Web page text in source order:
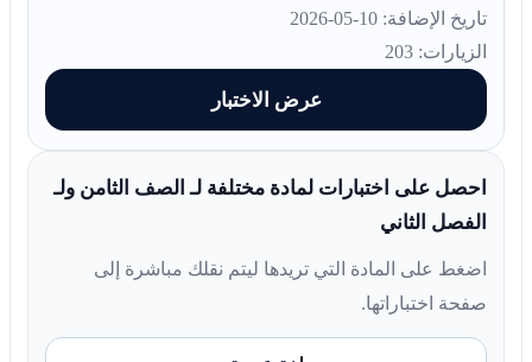
تاريخ الإضافة: 10-05-2026
الزيارات: 203
عرض الاختبار
احصل على اختبارات لمادة مختلفة لـ الصف الثامن ولـ
الفصل الثاني
اضغط على المادة التي تريدها ليتم نقلك مباشرة إلى
صفحة اختباراتها.